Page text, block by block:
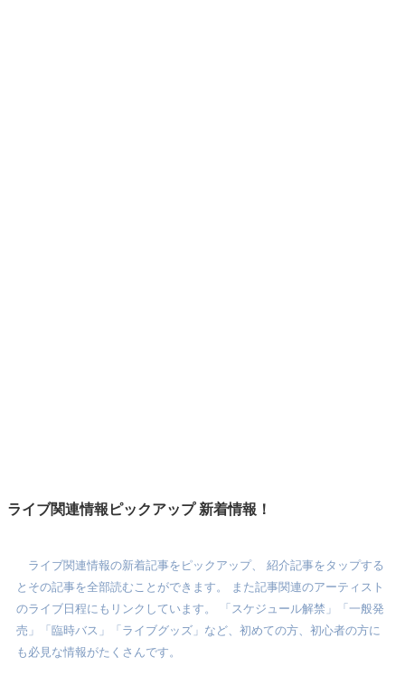
ライブ関連情報ピックアップ 新着情報！
ライブ関連情報の新着記事をピックアップ、 紹介記事をタップする
とその記事を全部読むことができます。 また記事関連のアーティスト
のライブ日程にもリンクしています。 「スケジュール解禁」「一般発
売」「臨時バス」「ライブグッズ」など、初めての方、初心者の方に
も必見な情報がたくさんです。